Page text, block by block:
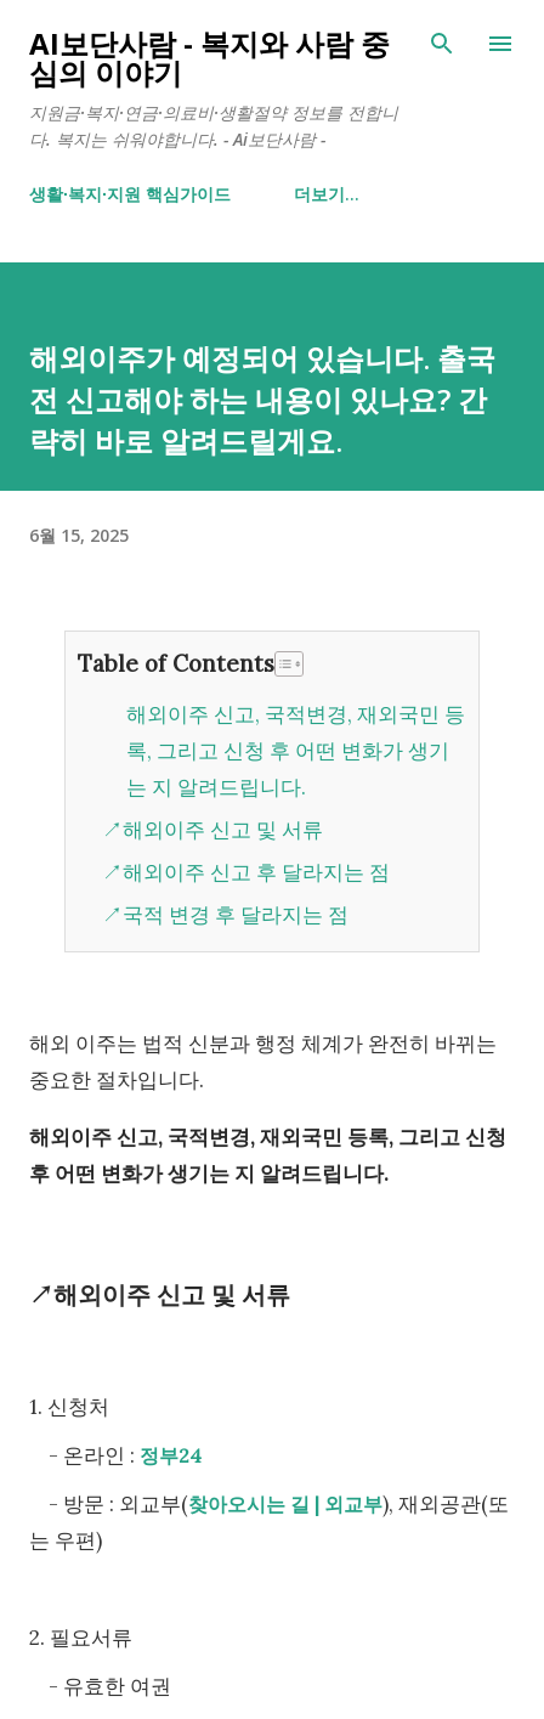
기본 콘텐츠로 건너뛰기
AI보단사람 - 복지와 사람 중
심의 이야기
지원금·복지·연금·의료비·생활절약 정보를 전합니
다. 복지는 쉬워야합니다. - Ai보단사람 -
생활∙복지∙지원 핵심가이드 더보기…
해외이주가 예정되어 있습니다. 출국
전 신고해야 하는 내용이 있나요? 간
략히 바로 알려드릴게요.
6월 15, 2025
Table of Contents
해외이주 신고, 국적변경, 재외국민 등
록, 그리고 신청 후 어떤 변화가 생기
는 지 알려드립니다.
↗해외이주 신고 및 서류
↗해외이주 신고 후 달라지는 점
↗국적 변경 후 달라지는 점
해외 이주는 법적 신분과 행정 체계가 완전히 바뀌는
중요한 절차입니다.
해외이주 신고, 국적변경, 재외국민 등록, 그리고 신청
후 어떤 변화가 생기는 지 알려드립니다.
↗해외이주 신고 및 서류
1. 신청처
- 온라인 : 정부24
- 방문 : 외교부(찾아오시는 길 | 외교부), 재외공관(또
는 우편)
2. 필요서류
- 유효한 여권